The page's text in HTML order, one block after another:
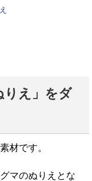
りえ」をダ
材です。
マのぬりえとな